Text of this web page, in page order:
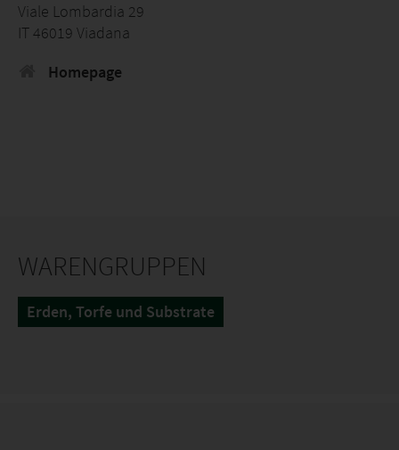
Viale Lombardia 29
IT 46019 Viadana
Homepage
WARENGRUPPEN
Erden, Torfe und Substrate